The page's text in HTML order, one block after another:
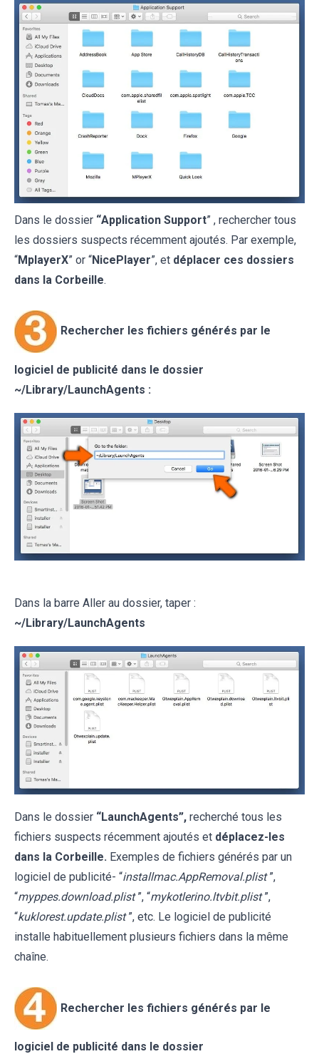
Dans le dossier “Application Support” , rechercher tous
les dossiers suspects récemment ajoutés. Par exemple,
“MplayerX” or “NicePlayer”, et déplacer ces dossiers
dans la Corbeille.
Rechercher les fichiers générés par le
logiciel de publicité dans le dossier
~/Library/LaunchAgents :
Dans la barre Aller au dossier, taper :
~/Library/LaunchAgents
Dans le dossier “LaunchAgents”, recherché tous les
fichiers suspects récemment ajoutés et déplacez-les
dans la Corbeille. Exemples de fichiers générés par un
logiciel de publicité- “installmac.AppRemoval.plist ”,
“myppes.download.plist ”, “mykotlerino.ltvbit.plist ”,
“kuklorest.update.plist ”, etc. Le logiciel de publicité
installe habituellement plusieurs fichiers dans la même
chaîne.
Rechercher les fichiers générés par le
logiciel de publicité dans le dossier